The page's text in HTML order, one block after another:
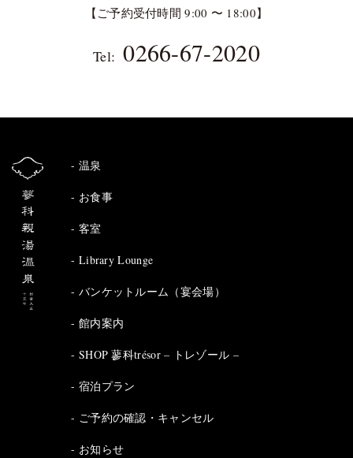
【ご予約受付時間 9:00 〜 18:00】
Tel: 0266-67-2020
温泉
お食事
客室
Library Lounge
バンケットルーム（宴会場）
館内案内
SHOP 蓼科trésor – トレゾール –
宿泊プラン
ご予約の確認・キャンセル
お知らせ